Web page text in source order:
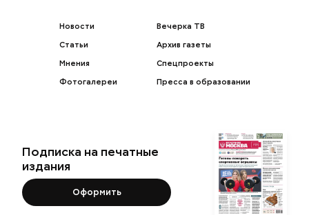
Новости
Статьи
Мнения
Фотогалереи
Вечерка ТВ
Архив газеты
Спецпроекты
Пресса в образовании
Подписка на печатные
издания
Оформить